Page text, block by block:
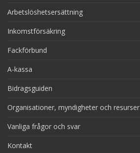
Arbetslöshetsersättning
Inkomstförsäkring
Fackförbund
A-kassa
Bidragsguiden
Organisationer, myndigheter och resurser
Vanliga frågor och svar
Kontakt